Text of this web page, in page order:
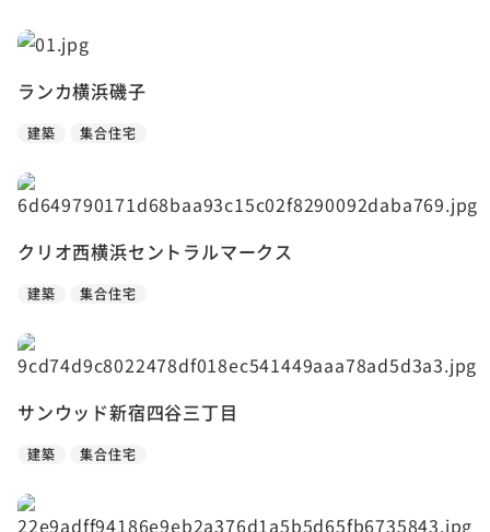
ランカ横浜磯子
建築 集合住宅
クリオ西横浜セントラルマークス
建築 集合住宅
サンウッド新宿四谷三丁目
建築 集合住宅